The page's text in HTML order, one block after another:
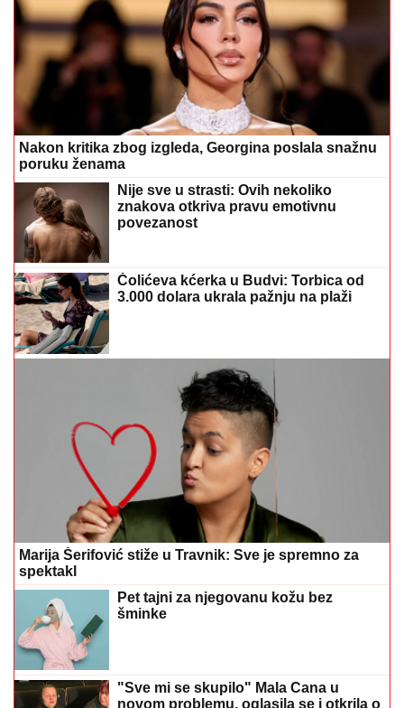
Nakon kritika zbog izgleda, Georgina poslala snažnu
poruku ženama
Nije sve u strasti: Ovih nekoliko
znakova otkriva pravu emotivnu
povezanost
Čolićeva kćerka u Budvi: Torbica od
3.000 dolara ukrala pažnju na plaži
Marija Šerifović stiže u Travnik: Sve je spremno za
spektakl
Pet tajni za njegovanu kožu bez
šminke
"Sve mi se skupilo" Mala Cana u
novom problemu, oglasila se i otkrila o